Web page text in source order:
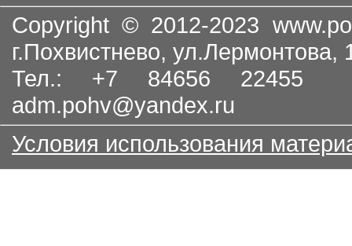
Copyright © 2012-2023
г.Похвистнево, ул.Лермонтова,
Тел.: +7 84656
adm.pohv@yandex.ru
Условия использования